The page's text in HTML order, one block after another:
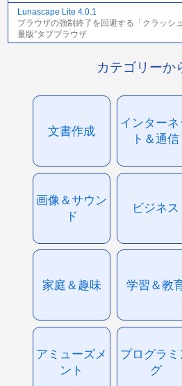
Lunascape Lite 4.0.1
ブラウザの強制終了を回避する「クラッシ
量版”タブブラウザ
カテゴリーか
文書作成
インターネ
ト＆通信
画像＆サウン
ド
ビジネス
家庭＆趣味 学習＆教
アミューズメ
ント
プログラミ
グ